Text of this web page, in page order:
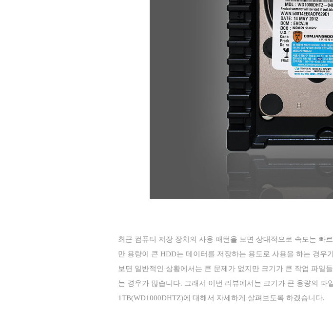
최근 컴퓨터 저장 장치의 사용 패턴을 보면 상대적으로 속도는 빠
만 용량이 큰 HDD는 데이터를 저장하는 용도로 사용을 하는 경우
보면 일반적인 상황에서는 큰 문제가 없지만 크기가 큰 작업 파일
는 경우가 많습니다. 그래서 이번 리뷰에서는 크기가 큰 용량의 파
1TB(WD1000DHTZ)에 대해서 자세하게 살펴보도록 하겠습니다.